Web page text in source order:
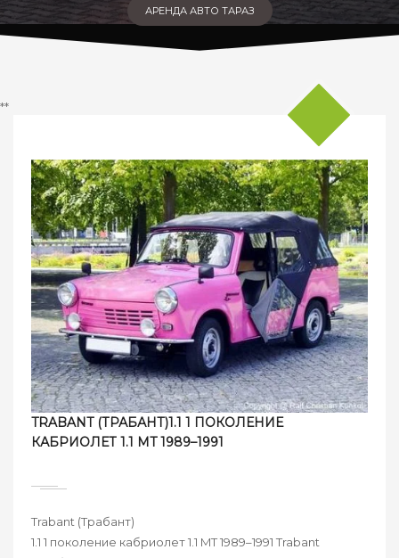
АРЕНДА АВТО ТАРАЗ
**
TRABANT (ТРАБАНТ)1.1 1 ПОКОЛЕНИЕ
КАБРИОЛЕТ 1.1 MT 1989–1991
Trabant (Трабант)
1.1 1 поколение кабриолет 1.1 MT 1989–1991 Trabant